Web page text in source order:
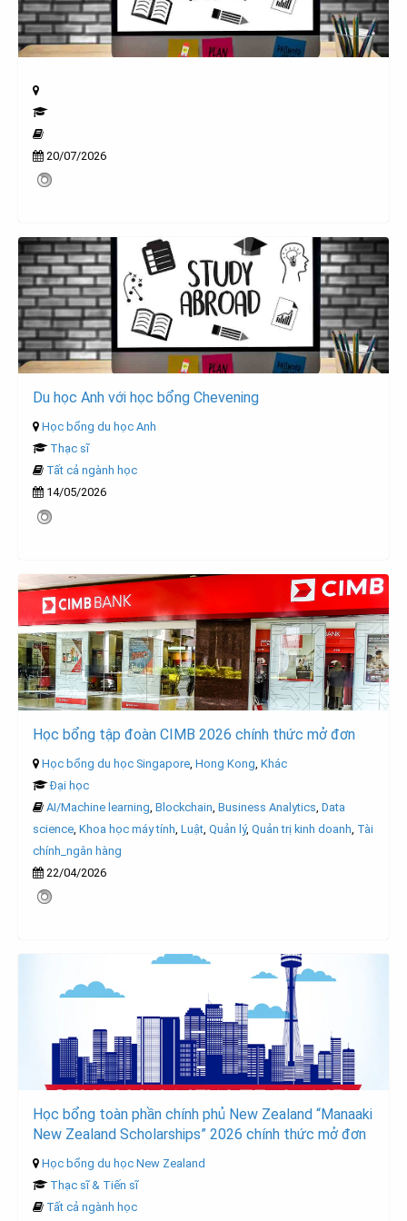
20/07/2026
Du học Anh với học bổng Chevening
Học bổng du học Anh
Thạc sĩ
Tất cả ngành học
14/05/2026
Học bổng tập đoàn CIMB 2026 chính thức mở đơn
Học bổng du học Singapore Hong Kong Khác
Đại học
AI/Machine learning Blockchain Business Analytics Data
science Khoa học máy tính Luật Quản lý, Quản trị kinh doanh Tài
chính_ngân hàng
22/04/2026
Học bổng toàn phần chính phủ New Zealand “Manaaki
New Zealand Scholarships” 2026 chính thức mở đơn
Học bổng du học New Zealand
Thạc sĩ & Tiến sĩ
Tất cả ngành học